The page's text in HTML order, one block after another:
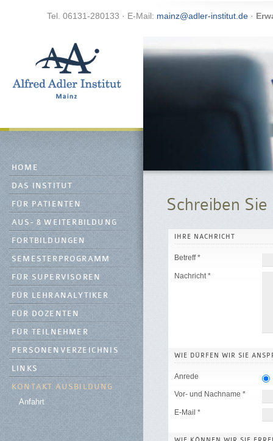
Tel. 06131-280133 · E-Mail: mainz@adler-institut.de ·
HOME
DAS INSTITUT
FÜR PATIENTEN
AUS- & WEITERBILDUNG
FORTBILDUNGEN
SEMESTERPROGRAMM
FÜR SUPERVISOREN
FÜR LEHRANALYTIKER
FÜR DOZENTEN
FÜR TEILNEHMER
PERSONENVERZEICHNIS
LINKS
KONTAKT AUSBILDUNG
Anfahrt
Schreiben Sie
IHRE NACHRICHT
Betreff *
Nachricht *
WIE DÜRFEN WIR SIE
Anrede
Vor- und Nachname *
E-Mail *